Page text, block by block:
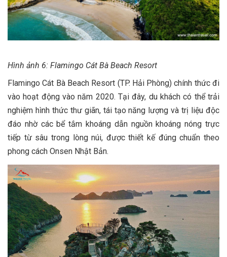
Hình ảnh 6: Flamingo Cát Bà Beach Resort
Flamingo Cát Bà Beach Resort (TP. Hải Phòng) chính thức đi
vào hoạt động vào năm 2020. Tại đây, du khách có thể trải
nghiệm hình thức thư giãn, tái tạo năng lượng và trị liệu độc
đáo nhờ các bể tắm khoáng dẫn nguồn khoáng nóng trực
tiếp từ sâu trong lòng núi, được thiết kế đúng chuẩn theo
phong cách Onsen Nhật Bản.